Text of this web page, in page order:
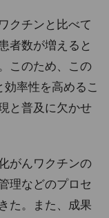
クチンと比べて
者数が増えると
このため、この
効率性を高めるこ
と普及に欠かせ
がんワクチンの
理などのプロセ
た。また、成果